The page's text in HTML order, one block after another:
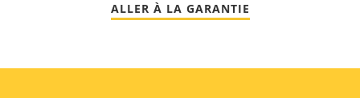
ALLER À LA GARANTIE